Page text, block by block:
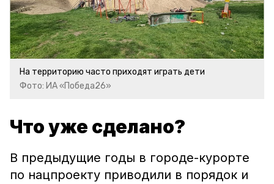
На территорию часто приходят играть дети
Фото: ИА «Победа26»
Что уже сделано?
В предыдущие годы в городе-курорте
по нацпроекту приводили в порядок и